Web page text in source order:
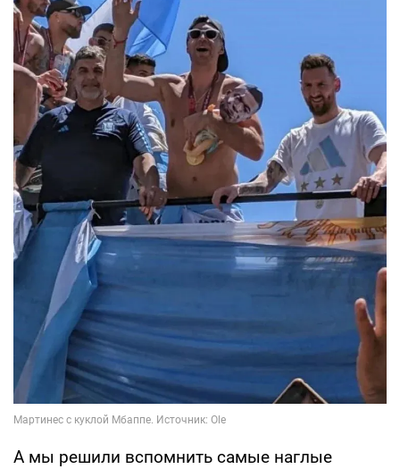
А мы решили вспомнить самые наглые